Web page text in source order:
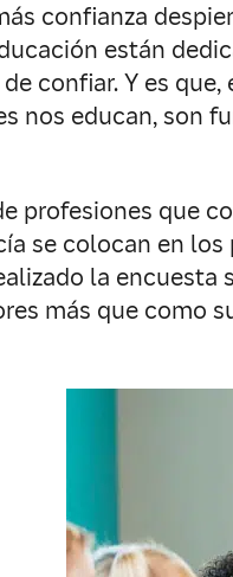
confianza
están
confiar. Y es
nos educan, son
profesiones que
se colocan en
la
más que como